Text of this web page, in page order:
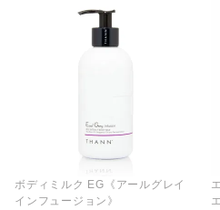
ボディミルク EG《アールグレイ
インフュージョン》